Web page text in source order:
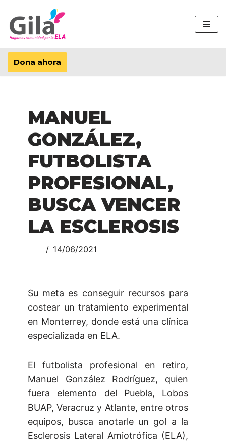
Saltar
al
contenido
Dona ahora
MANUEL
GONZÁLEZ,
FUTBOLISTA
PROFESIONAL,
BUSCA VENCER
LA ESCLEROSIS
14/06/2021
Su meta es conseguir recursos para
costear un tratamiento experimental
en Monterrey, donde está una clínica
especializada en ELA.
El futbolista profesional en retiro,
Manuel González Rodríguez, quien
fuera elemento del Puebla, Lobos
BUAP, Veracruz y Atlante, entre otros
equipos, busca anotarle un gol a la
Esclerosis Lateral Amiotrófica (ELA),